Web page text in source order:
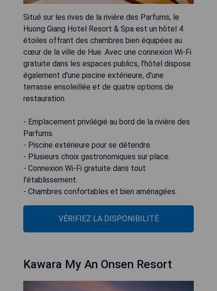
Situé sur les rives de la rivière des Parfums, le
Huong Giang Hotel Resort & Spa est un hôtel 4
étoiles offrant des chambres bien équipées au
cœur de la ville de Hue. Avec une connexion Wi-Fi
gratuite dans les espaces publics, l'hôtel dispose
également d'une piscine extérieure, d'une
terrasse ensoleillée et de quatre options de
restauration.
- Emplacement privilégié au bord de la rivière des
Parfums.
- Piscine extérieure pour se détendre.
- Plusieurs choix gastronomiques sur place.
- Connexion Wi-Fi gratuite dans tout
l'établissement.
- Chambres confortables et bien aménagées.
VÉRIFIEZ LA DISPONIBILITÉ
Kawara My An Onsen Resort